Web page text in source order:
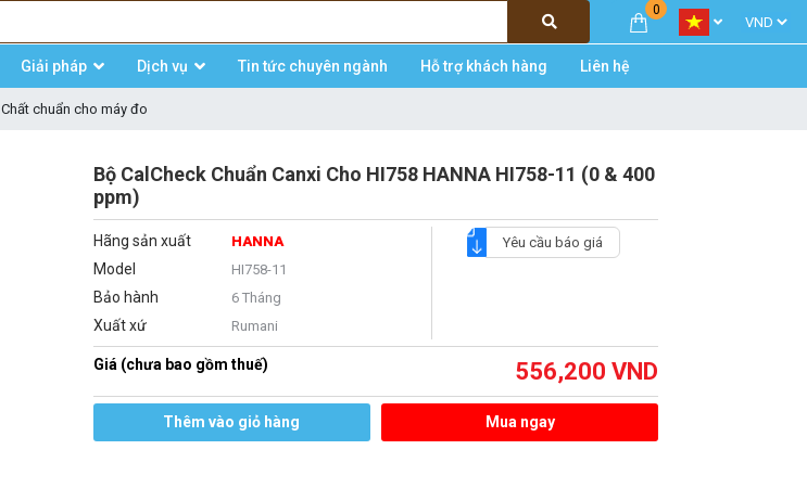
0
Giải pháp Dịch vụ Tin tức chuyên ngành Hỗ trợ khách hàng Liên hệ
Chất chuẩn cho máy đo
Bộ CalCheck Chuẩn Canxi Cho HI758 HANNA HI758-11 (0 & 400
ppm)
Hãng sản xuất HANNA
Model HI758-11
Bảo hành 6 Tháng
Xuất xứ Rumani
Yêu cầu báo giá
Giá (chưa bao gồm thuế) 556,200 VND
Thêm vào giỏ hàng Mua ngay